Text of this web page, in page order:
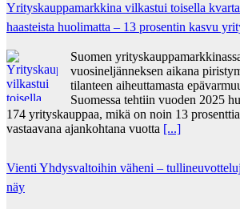
Yrityskauppamarkkina vilkastui toisella
haasteista huolimatta – 13 prosentin kasvu
Suomen
vuosineljänneksen aikana
tilanteen aiheuttamasta
Suomessa tehtiin vuoden 2025
174 yrityskauppaa, mikä on noin 13
vastaavana ajankohtana vuotta [...]
Vienti Yhdysvaltoihin väheni –
näy